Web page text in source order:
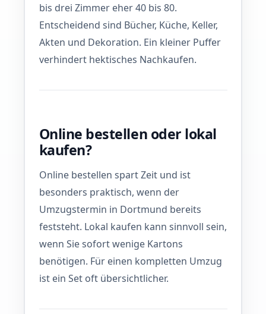
bis drei Zimmer eher 40 bis 80.
Entscheidend sind Bücher, Küche, Keller,
Akten und Dekoration. Ein kleiner Puffer
verhindert hektisches Nachkaufen.
Online bestellen oder lokal
kaufen?
Online bestellen spart Zeit und ist
besonders praktisch, wenn der
Umzugstermin in Dortmund bereits
feststeht. Lokal kaufen kann sinnvoll sein,
wenn Sie sofort wenige Kartons
benötigen. Für einen kompletten Umzug
ist ein Set oft übersichtlicher.